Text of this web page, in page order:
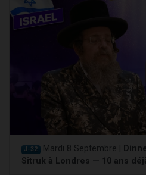
J-32 Mardi 8 Septembre |
Sitruk à Londres — 10 ans